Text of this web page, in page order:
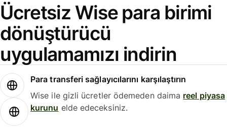
Ücretsiz Wise para birimi
dönüştürücü
uygulamamızı indirin
Para transferi sağlayıcılarını karşılaştırın
Wise ile gizli ücretler ödemeden daima reel piyasa
kurunu elde edeceksiniz.